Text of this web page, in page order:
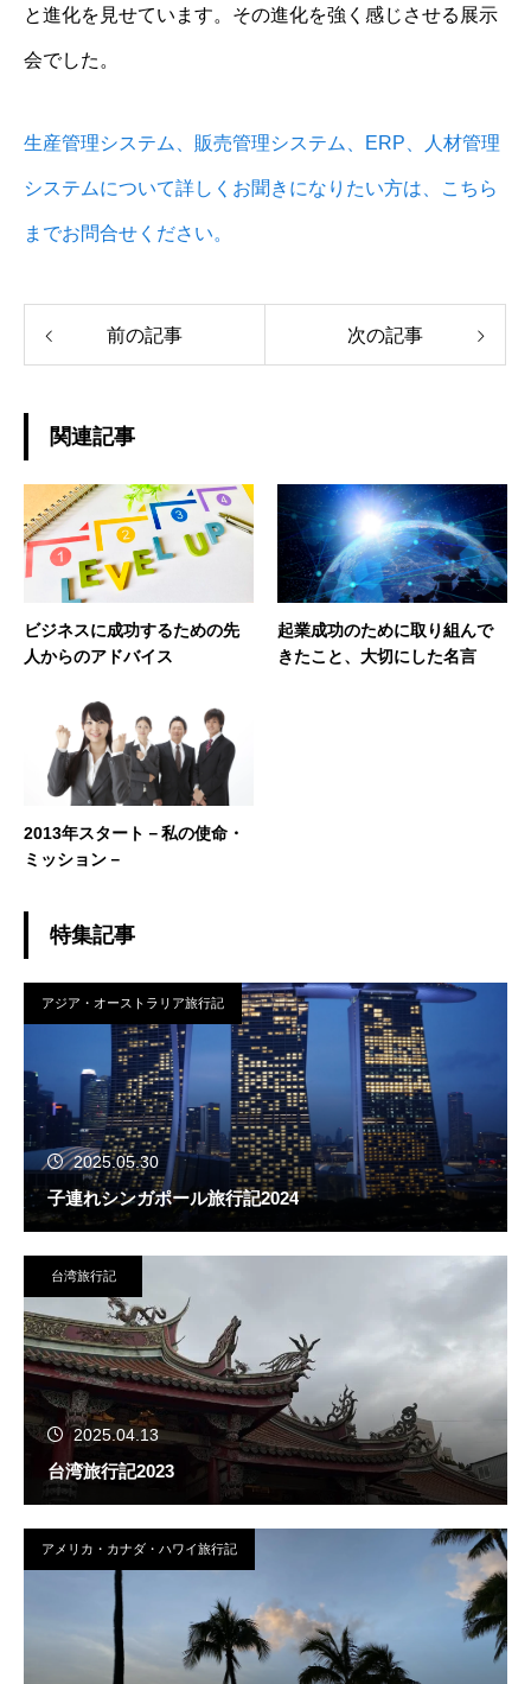
と進化を見せています。その進化を強く感じさせる展示
会でした。
生産管理システム、販売管理システム、ERP、人材管理
システムについて詳しくお聞きになりたい方は、こちら
までお問合せください。
前の記事 次の記事
関連記事
ビジネスに成功するための先
人からのアドバイス
起業成功のために取り組んで
きたこと、大切にした名言
2013年スタート－私の使命・
ミッション－
特集記事
アジア・オーストラリア旅行記
2025.05.30
子連れシンガポール旅行記2024
台湾旅行記
2025.04.13
台湾旅行記2023
アメリカ・カナダ・ハワイ旅行記